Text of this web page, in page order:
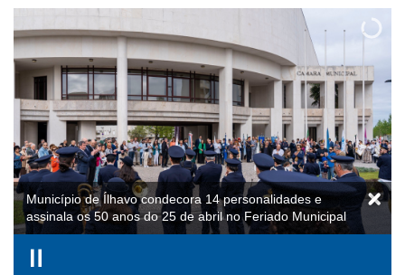
Município de Ílhavo condecora 14 personalidades e
assinala os 50 anos do 25 de abril no Feriado Municipal